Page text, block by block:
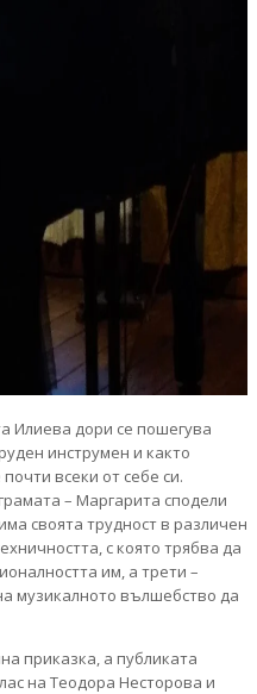
Илиева дори се пошегува
инструмен и както
всеки от себе си.
– Маргарита сподели
своята трудност в различен
с която трябва да
им, а трети –
музикалното вълшебство да
приказка, а публиката
на Теодора Несторова и